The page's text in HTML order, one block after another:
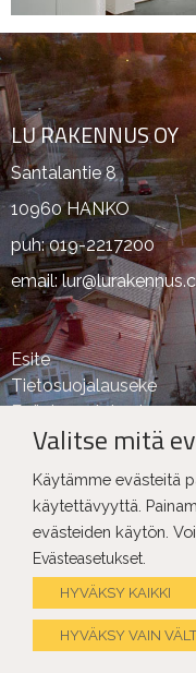
LU RAKENNUS OY
Santalantie 8
10960 HANKO
puh: 019-2217200
email:
Esite
Tietosuojalauseke
Evästeasetukset
Valitse mitä
Käytämme evästeitä
käytettävyyttä.
evästeiden käytön.
Evästeasetukset
HYVÄKSY KAIKKI
HYVÄKSY VAIN